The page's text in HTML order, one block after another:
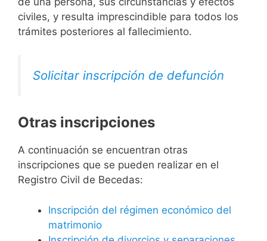
civiles, y resulta imprescindible para todos los
trámites posteriores al fallecimiento.
Solicitar inscripción de defunción
Otras inscripciones
A continuación se encuentran otras
inscripciones que se pueden realizar en el
Registro Civil de Becedas:
Inscripción del régimen económico del
matrimonio